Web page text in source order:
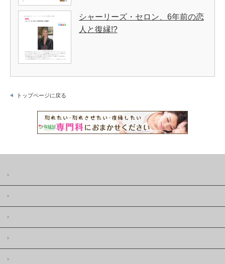
シャーリーズ・セロン、6年前の恋
人と復縁!?
トップページに戻る